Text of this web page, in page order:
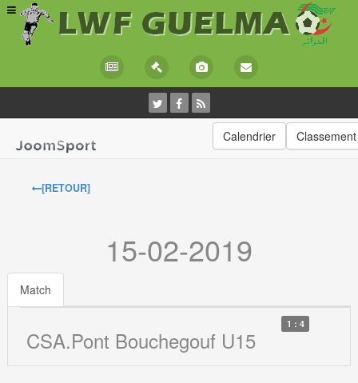
Calendrier Classement
[RETOUR]
15-02-2019
Match
CSA.Pont Bouchegouf U15
1 : 4